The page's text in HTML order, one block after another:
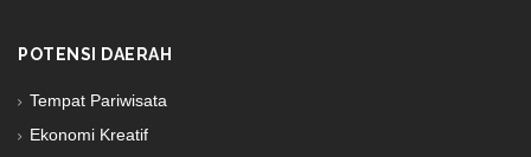
POTENSI DAERAH
Tempat Pariwisata
Ekonomi Kreatif